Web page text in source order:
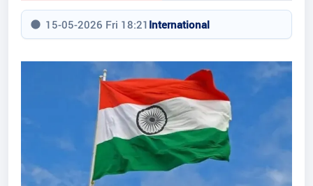
15-05-2026 Fri 18:21 International